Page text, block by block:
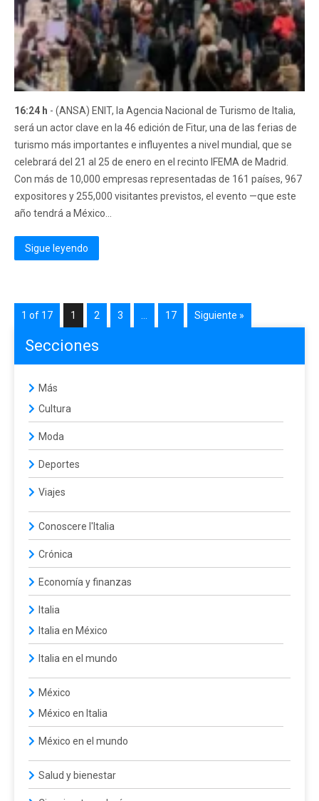
16:24 h - (ANSA) ENIT, la Agencia Nacional de Turismo de Italia,
será un actor clave en la 46 edición de Fitur, una de las ferias de
turismo más importantes e influyentes a nivel mundial, que se
celebrará del 21 al 25 de enero en el recinto IFEMA de Madrid.
Con más de 10,000 empresas representadas de 161 países, 967
expositores y 255,000 visitantes previstos, el evento —que este
año tendrá a México...
Sigue leyendo
1 of 17 1 2 3 17 Siguiente »
Secciones
Más
Cultura
Moda
Deportes
Viajes
Conoscere l'Italia
Crónica
Economía y finanzas
Italia
Italia en México
Italia en el mundo
México
México en Italia
México en el mundo
Salud y bienestar